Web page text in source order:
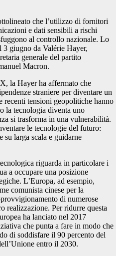
che l’utilizzo di fornitori
e dati sensibili a rischi
al controllo nazionale. Lo
3 giugno da Valérie Hayer,
generale del partito
Macron.
la Hayer ha affermato che
straniere per diventare un
recenti tensioni geopolitiche hanno
la tecnologia diventa uno
si trasforma in una vulnerabilità.
le tecnologie del futuro:
su larga scala e guidarne
riguarda in particolare i
a occupare una posizione
L’Europa, ad esempio,
comunista cinese per la
di numerose
realizzazione. Per ridurre questa
ha lanciato nel 2017
che punta a fare in modo che
di soddisfare il 90 percento del
entro il 2030.